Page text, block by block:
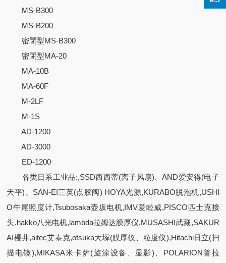
MS-B300
MS-B200
密閉型MS-B300
密閉型MA-20
MA-10B
MA-60F
M-2LF
M-1S
AD-1200
AD-3000
ED-1200
各类日系工业品:,SSD西西蒂(离子风扇)、AND爱安得(电子
天平)、SAN-EI三英(点胶阀) HOYA光源,KURABO脱泡机,USHI
O牛尾照度计,Tsubosaka壶坂电机,IMV爱睦威,PISCO匹士克接
头,hakko八光电机,lambda拉姆达膜厚仪,MUSASHI武藏,SAKUR
AI樱井,aitec艾泰克,otsuka大塚(膜厚仪、粒度仪),Hitachi日立(扫
描电镜),MIKASA米卡萨(旋涂设备、显影)、POLARION普拉